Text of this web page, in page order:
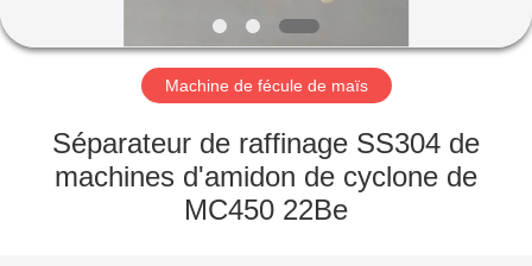
DES
USA
VISITE
D'USINE
Machine de fécule de maïs
Séparateur de raffinage SS304 de
machines d'amidon de cyclone de
MC450 22Be